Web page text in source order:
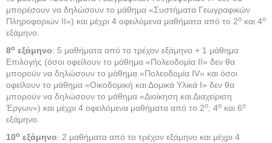
μπορέσουν να δηλώσουν το μάθημα «Συστήματα Γεωγραφικών
Πληροφοριών ΙΙ») και μέχρι 4 οφειλόμενα μαθήματα από το 2ο και 4ο
εξάμηνο.
8ο εξάμηνο: 5 μαθήματα από το τρέχον εξάμηνο + 1 μάθημα
Επιλογής (όσοι οφείλουν το μάθημα «Πολεοδομία ΙΙ» δεν θα
μπορούν να δηλώσουν το μάθημα «Πολεοδομία IV» και όσοι
οφείλουν το μάθημα «Οικοδομική και Δομικά Υλικά Ι» δεν θα
μπορούν να δηλώσουν το μάθημα «Διοίκηση και Διαχείριση
Έργων») και μέχρι 4 οφειλόμενα μαθήματα από το 2ο , 4ο και 6ο
εξάμηνο.
10ο εξάμηνο: 2 μαθήματα από το τρέχον εξάμηνο και μέχρι 4